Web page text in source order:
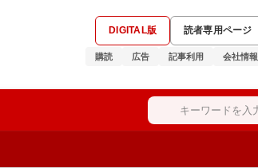
DIGITAL版 読者専用ページ
購読 広告 記事利用 会社情報